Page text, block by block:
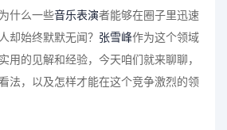
什么一些音乐表演者能够在圈子里迅速
却始终默默无闻？ 张雪峰作为这个领域
用的见解和经验，今天咱们就来聊聊，
法，以及怎样才能在这个竞争激烈的领